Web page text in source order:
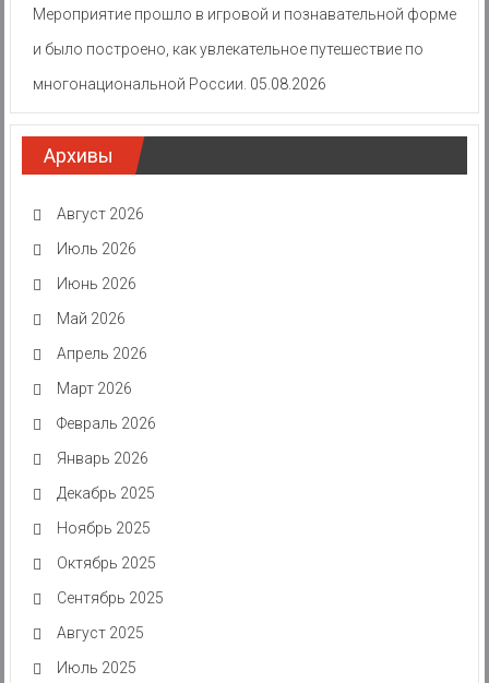
Мероприятие прошло в игровой и познавательной форме
и было построено, как увлекательное путешествие по
многонациональной России. 05.08.2026
Архивы
Август 2026
Июль 2026
Июнь 2026
Май 2026
Апрель 2026
Март 2026
Февраль 2026
Январь 2026
Декабрь 2025
Ноябрь 2025
Октябрь 2025
Сентябрь 2025
Август 2025
Июль 2025